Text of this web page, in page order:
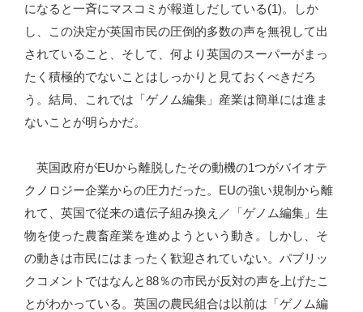
になると一斉にマスコミが報道しだしている(1)。しか
し、この決定が英国市民の圧倒的多数の声を無視して出
されていること、そして、何より英国のスーパーがまっ
たく積極的でないことはしっかりと見ておくべきだろ
う。結局、これでは「ゲノム編集」産業は簡単には進ま
ないことが明らかだ。
英国政府がEUから離脱したその動機の1つがバイオテ
クノロジー企業からの圧力だった。EUの強い規制から離
れて、英国で従来の遺伝子組み換え／「ゲノム編集」生
物を使った農畜産業を進めようという動き。しかし、そ
の動きは市民にはまったく歓迎されていない。パブリッ
クコメントではなんと88％の市民が反対の声を上げたこ
とがわかっている。英国の農民組合は以前は「ゲノム編